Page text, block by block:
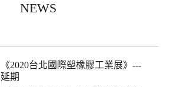
NEWS
《2020台北國際塑橡膠工業展》---
延期